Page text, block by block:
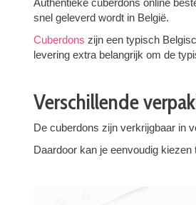
Authentieke cuberdons online
snel geleverd wordt in België.
Cuberdons zijn een typisch
levering extra belangrijk om de
Verschillende
De cuberdons zijn verkrijgbaar in
Daardoor kan je eenvoudig